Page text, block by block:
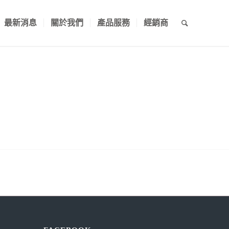
最新消息 關於我們 產品服務 經銷商